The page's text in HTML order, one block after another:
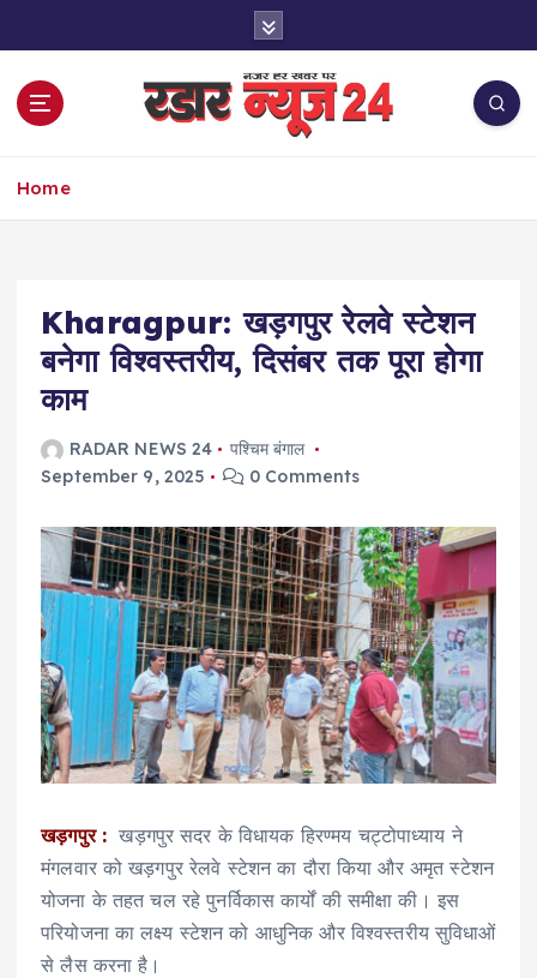
Home
Kharagpur: खड़गपुर रेलवे स्टेशन
बनेगा विश्वस्तरीय, दिसंबर तक पूरा होगा
काम
RADAR NEWS 24
पश्चिम बंगाल
September 9, 2025
0 Comments
खड़गपुर : खड़गपुर सदर के विधायक हिरण्मय चट्टोपाध्याय ने
मंगलवार को खड़गपुर रेलवे स्टेशन का दौरा किया और अमृत स्टेशन
योजना के तहत चल रहे पुनर्विकास कार्यों की समीक्षा की। इस
परियोजना का लक्ष्य स्टेशन को आधुनिक और विश्वस्तरीय सुविधाओं
से लैस करना है।